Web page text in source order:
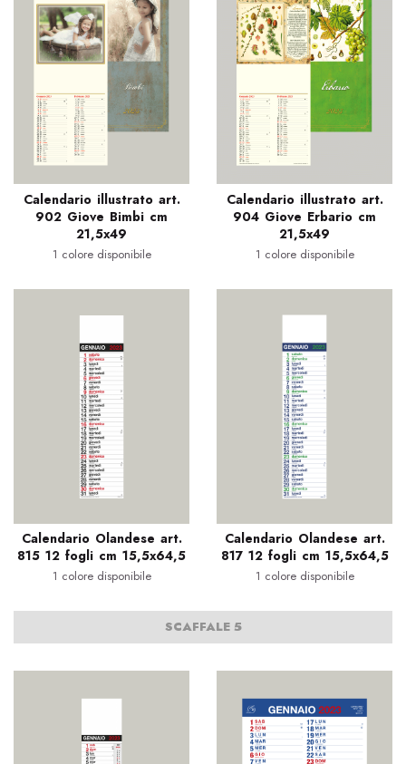
Calendario illustrato art.
902 Giove Bimbi cm
21,5x49
1 colore disponibile
Calendario illustrato art.
904 Giove Erbario cm
21,5x49
1 colore disponibile
Calendario Olandese art.
815 12 fogli cm 15,5x64,5
1 colore disponibile
Calendario Olandese art.
817 12 fogli cm 15,5x64,5
1 colore disponibile
SCAFFALE 5